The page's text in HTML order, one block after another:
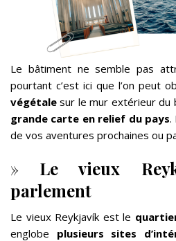
Le bâtiment ne semble pas
pourtant c’est ici que l’on peut
végétale sur le mur extérieur du
grande carte en relief du pays.
de vos aventures prochaines ou
» Le vieux
parlement
Le vieux Reykjavík est le
englobe plusieurs sites